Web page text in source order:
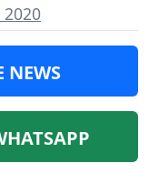
NEWS